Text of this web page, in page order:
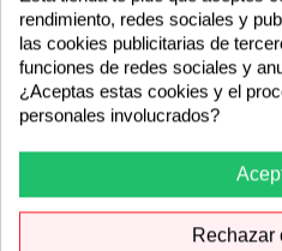
Detalles del producto
rendimiento, redes sociales y
las cookies publicitarias de
funciones de redes sociales y
¿Aceptas estas cookies y el
personales involucrados?
Rechazar